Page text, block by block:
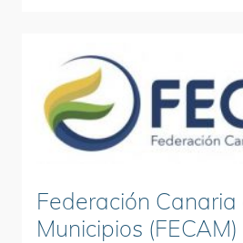
Federación Canaria
Municipios (FECAM)